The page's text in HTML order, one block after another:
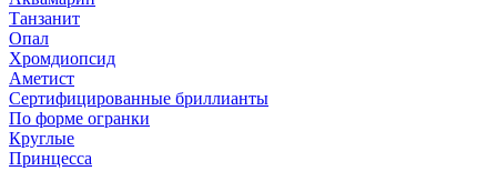
Танзанит
Опал
Хромдиопсид
Аметист
Сертифицированные бриллианты
По форме огранки
Круглые
Принцесса